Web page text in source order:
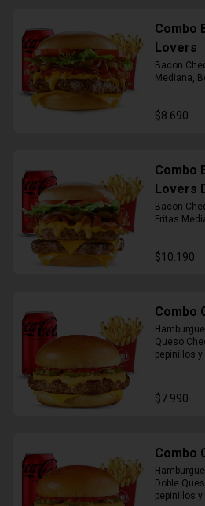
Combo
Lovers
Bacon
Mediana,
$8.690
Combo
Lovers
Bacon
Fritas
$10.190
Combo
Queso
pepinillos y
$7.990
Combo
Doble
pepinillos y